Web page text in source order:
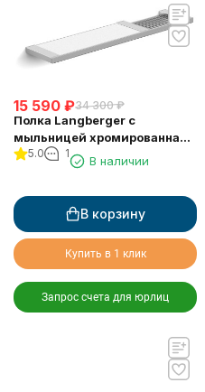
15 590 ₽34 300 ₽
Полка Langberger с
мыльницей хромированная
универсальная к стене 52 см
5.0 1
В наличии
В корзину
Купить в 1 клик
Запрос счета для юрлиц